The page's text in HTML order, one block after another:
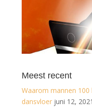
Meest recent
Waarom mannen
dansvloer juni 12, 2021